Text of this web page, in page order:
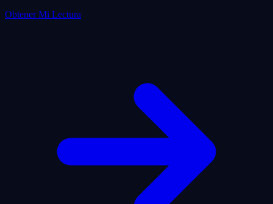
Obtener Mi Lectura